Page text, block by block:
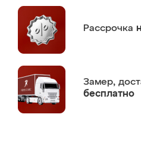
Рассрочка
Замер,
бесплатно